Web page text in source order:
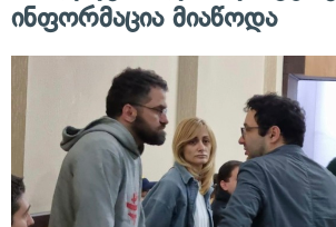
ინფორმაცია მიაწოდა